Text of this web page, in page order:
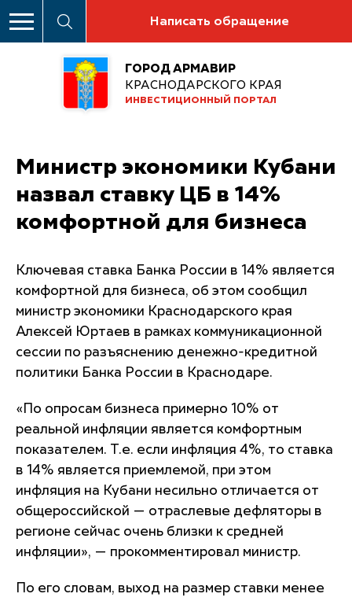
Написать обращение
ГОРОД АРМАВИР
КРАСНОДАРСКОГО КРАЯ
ИНВЕСТИЦИОННЫЙ ПОРТАЛ
Министр экономики Кубани
назвал ставку ЦБ в 14%
комфортной для бизнеса
Ключевая ставка Банка России в 14% является
комфортной для бизнеса, об этом сообщил
министр экономики Краснодарского края
Алексей Юртаев в рамках коммуникационной
сессии по разъяснению денежно-кредитной
политики Банка России в Краснодаре.
«По опросам бизнеса примерно 10% от
реальной инфляции является комфортным
показателем. Т.е. если инфляция 4%, то ставка
в 14% является приемлемой, при этом
инфляция на Кубани несильно отличается от
общероссийской — отраслевые дефляторы в
регионе сейчас очень близки к средней
инфляции», — прокомментировал министр.
По его словам, выход на размер ставки менее